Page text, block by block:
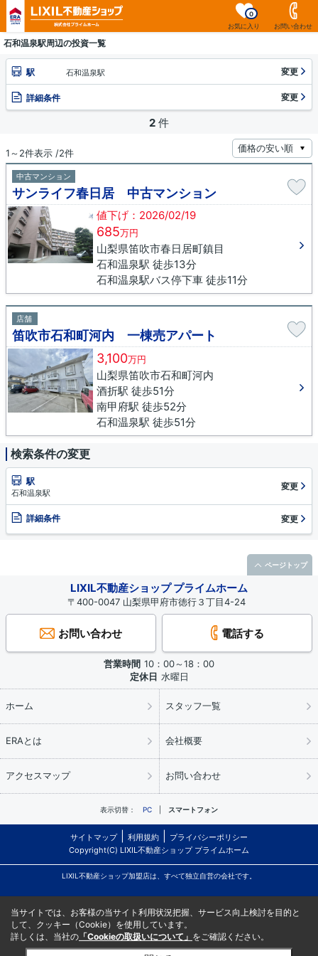
お気に入り
0
お問い合わせ
石和温泉駅周辺の投資一覧
駅 石和温泉駅 変更
詳細条件 変更
2 件
1～2件表示 /2件
中古マンション
サンライフ春日居 中古マンション
値下げ：2026/02/19
685万円
山梨県笛吹市春日居町鎮目
石和温泉駅 徒歩13分
石和温泉駅バス停下車 徒歩11分
店舗
笛吹市石和町河内 一棟売アパート
3,100万円
山梨県笛吹市石和町河内
酒折駅 徒歩51分
南甲府駅 徒歩52分
石和温泉駅 徒歩51分
検索条件の変更
駅
石和温泉駅
変更
詳細条件 変更
LIXIL不動産ショップ プライムホーム
〒400-0047 山梨県甲府市徳行３丁目4-24
お問い合わせ 電話する
営業時間 10：00～18：00
定休日 水曜日
ホーム スタッフ一覧
ERAとは 会社概要
アクセスマップ お問い合わせ
表示切替： PC スマートフォン
サイトマップ 利用規約
プライバシーポリシー
Copyright(C) LIXIL不動産ショップ プライムホーム
LIXIL不動産ショップ加盟店は、すべて独立自営の会社です。
ページトップ
当サイトでは、お客様の当サイト利用状況把握、サービス向上検討を目的と
して、クッキー（Cookie）を使用しています。
詳しくは、当社の 「Cookieの取扱いについて」 をご確認ください。